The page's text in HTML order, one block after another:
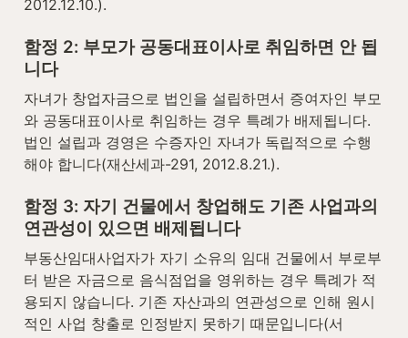
2012.12.10.).
함정 2: 부모가 공동대표이사로 취임하면 안 됩
니다
자녀가 창업자금으로 법인을 설립하면서 증여자인 부모
와 공동대표이사로 취임하는 경우 특례가 배제됩니다.
법인 설립과 경영은 수증자인 자녀가 독립적으로 수행
해야 합니다(재산세과-291, 2012.8.21.).
함정 3: 자기 건물에서 창업해도 기존 사업과의
연관성이 있으면 배제됩니다
부동산임대사업자가 자기 소유의 임대 건물에서 부로부
터 받은 자금으로 음식점업을 영위하는 경우 특례가 적
용되지 않습니다. 기존 자산과의 연관성으로 인해 원시
적인 사업 창출로 인정받지 못하기 때문입니다(서